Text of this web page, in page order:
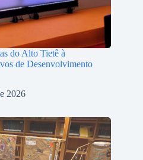
do Alto Tietê à
de Desenvolvimento
2026